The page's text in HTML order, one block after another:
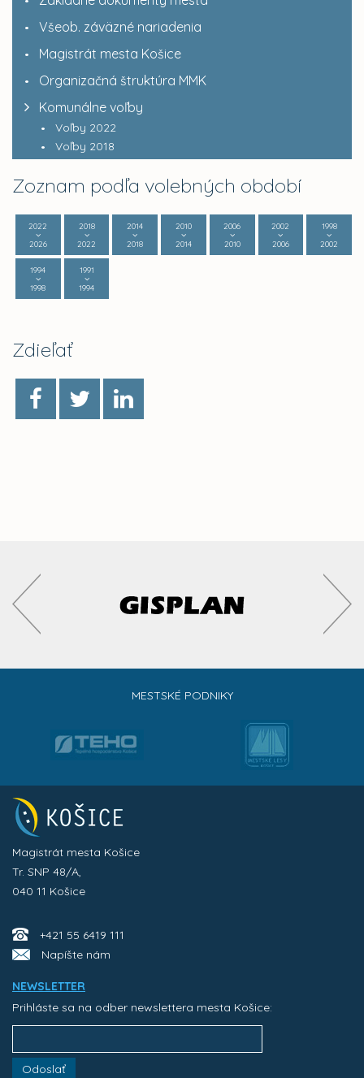
Všeob. záväzné nariadenia
Magistrát mesta Košice
Organizačná štruktúra MMK
Komunálne voľby
Voľby 2022
Voľby 2018
Zoznam podľa volebných období
2022
2026
2018
2022
2014
2018
2010
2014
2006
2010
2002
2006
1998
2002
1994
1998
1991
1994
Zdieľať
MESTSKÉ PODNIKY
Magistrát mesta Košice
Tr. SNP 48/A,
040 11 Košice
+421 55 6419 111
Napíšte nám
NEWSLETTER
Prihláste sa na odber newslettera mesta Košice:
Odoslať